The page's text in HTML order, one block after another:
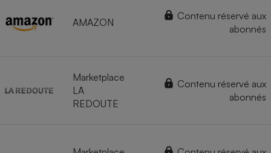
AMAZON
Contenu réservé aux
abonnés
Marketplace
LA
REDOUTE
Contenu réservé aux
abonnés